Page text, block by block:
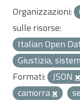
Organizzazioni:
sulle risorse:
Italian Open
Giustizia,
Formati: JSON
camorra